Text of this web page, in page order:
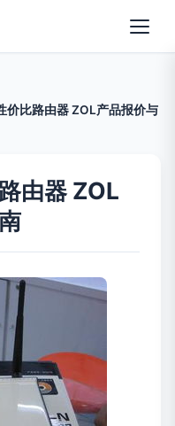
价比路由器 ZOL产品报价与
由器 ZOL